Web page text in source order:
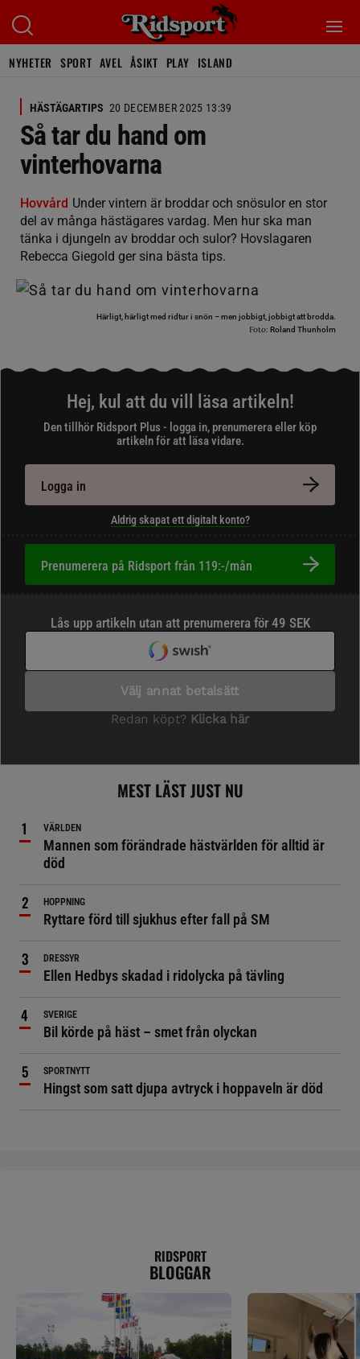
NYHETER SPORT AVEL ÅSIKT PLAY ISLAND
HÄSTÄGARTIPS 20 DECEMBER 2025 13:39
Så tar du hand om
vinterhovarna
Hovvård Under vintern är broddar och snösulor en stor
del av många hästägares vardag. Men hur ska man
tänka i djungeln av broddar och sulor? Hovslagaren
Rebecca Giegold ger sina bästa tips.
Härligt, härligt med ridtur i snön – men jobbigt, jobbigt att brodda.
Foto: Roland Thunholm
Hej, kul att du vill läsa artikeln!
Den tillhör Ridsport Plus - logga in, prenumerera eller köp
artikeln för att läsa vidare.
Logga in
Aldrig skapat ett digitalt konto?
Prenumerera på Ridsport från 119:-/mån
MEST LÄST JUST NU
VÄRLDEN
Mannen som förändrade hästvärlden för alltid är
död
HOPPNING
Ryttare förd till sjukhus efter fall på SM
DRESSYR
Ellen Hedbys skadad i ridolycka på tävling
SVERIGE
Bil körde på häst – smet från olyckan
SPORTNYTT
Hingst som satt djupa avtryck i hoppaveln är död
RIDSPORT
BLOGGAR